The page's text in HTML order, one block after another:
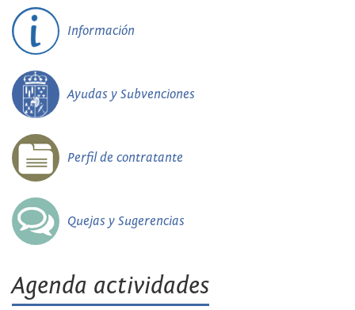
Información
Ayudas y Subvenciones
Perfil de contratante
Quejas y Sugerencias
Agenda actividades